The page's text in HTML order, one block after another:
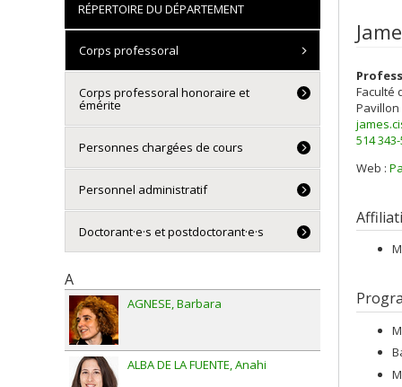
Faculté
514
Web :
RÉPERTOIRE DU DÉPARTEMENT
Corps professoral
Corps professoral honoraire et
émérite
Personnes chargées de cours
Personnel administratif
Doctorant·e·s et postdoctorant·e·s
A
AGNESE Barbara
ALBA DE LA FUENTE Anahi